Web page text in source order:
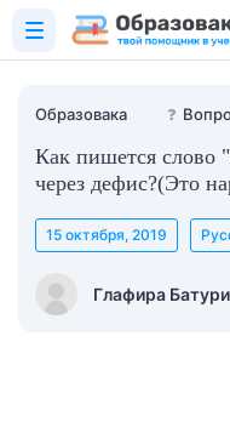
Образовака ❓
Как пишется слово
через дефис?(Это
Глафира
15 октября, 2019